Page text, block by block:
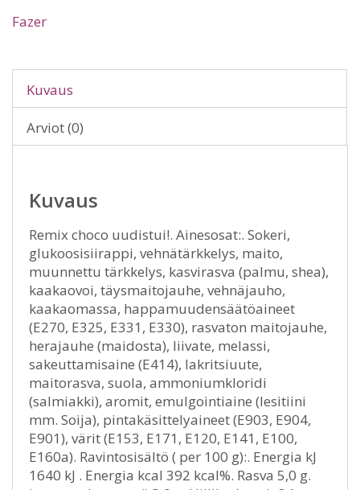
Fazer
Kuvaus
Arviot (0)
Kuvaus
Remix choco uudistui!. Ainesosat:. Sokeri,
glukoosisiirappi, vehnätärkkelys, maito,
muunnettu tärkkelys, kasvirasva (palmu, shea),
kaakaovoi, täysmaitojauhe, vehnäjauho,
kaakaomassa, happamuudensäätöaineet
(E270, E325, E331, E330), rasvaton maitojauhe,
herajauhe (maidosta), liivate, melassi,
sakeuttamisaine (E414), lakritsiuute,
maitorasva, suola, ammoniumkloridi
(salmiakki), aromit, emulgointiaine (lesitiini
mm. Soija), pintakäsittelyaineet (E903, E904,
E901), värit (E153, E171, E120, E141, E100,
E160a). Ravintosisältö ( per 100 g):. Energia kJ
1640 kJ . Energia kcal 392 kcal%. Rasva 5,0 g.